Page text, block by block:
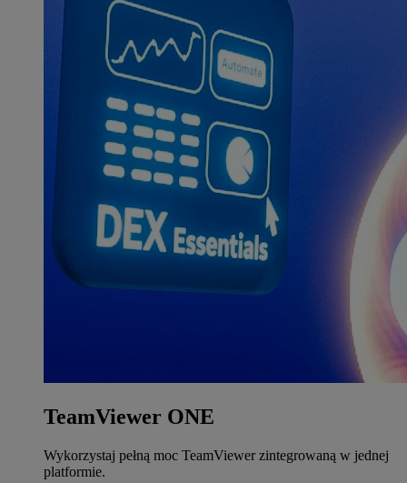
TeamViewer ONE
Wykorzystaj pełną moc TeamViewer zintegrowaną w jednej
platformie.